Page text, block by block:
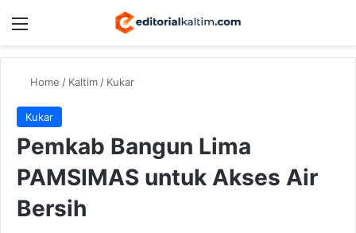
Menu
Home / Kaltim/ Kukar
Kukar
Pemkab Bangun Lima
PAMSIMAS untuk Akses Air
Bersih